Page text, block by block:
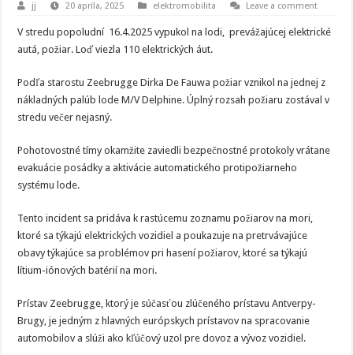
jj 20 apríla, 2025 elektromobilita Leave a comment
V stredu popoludní 16.4.2025 vypukol na lodi, prevážajúcej elektrické
autá, požiar. Loď viezla 110 elektrických áut.
Podľa starostu Zeebrugge Dirka De Fauwa požiar vznikol na jednej z
nákladných palúb lode M/V Delphine. Úplný rozsah požiaru zostával v
stredu večer nejasný.
Pohotovostné tímy okamžite zaviedli bezpečnostné protokoly vrátane
evakuácie posádky a aktivácie automatického protipožiarneho
systému lode.
Tento incident sa pridáva k rastúcemu zoznamu požiarov na mori,
ktoré sa týkajú elektrických vozidiel a poukazuje na pretrvávajúce
obavy týkajúce sa problémov pri hasení požiarov, ktoré sa týkajú
lítium-iónových batérií na mori.
Prístav Zeebrugge, ktorý je súčasťou zlúčeného prístavu Antverpy-
Brugy, je jedným z hlavných európskych prístavov na spracovanie
automobilov a slúži ako kľúčový uzol pre dovoz a vývoz vozidiel.